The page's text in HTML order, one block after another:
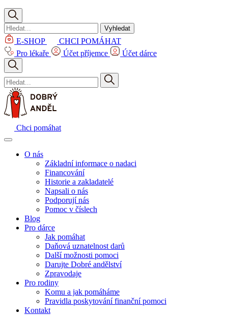
Vyhledat
E-SHOP
CHCI POMÁHAT
Pro lékaře
Účet příjemce Účet dárce
Chci pomáhat
O nás
Základní informace o nadaci
Financování
Historie a zakladatelé
Napsali o nás
Podporují nás
Pomoc v číslech
Blog
Pro dárce
Jak pomáhat
Daňová uznatelnost darů
Další možnosti pomoci
Darujte Dobré andělství
Zpravodaje
Pro rodiny
Komu a jak pomáháme
Pravidla poskytování finanční pomoci
Kontakt